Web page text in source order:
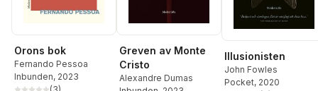
Orons bok
Fernando Pessoa
Inbunden, 2023
Greven av Monte
Cristo
Alexandre Dumas
Illusionisten
John Fowles
Pocket, 2020